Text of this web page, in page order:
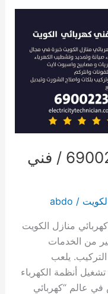
كهربائي الكويت / 69002231 / فني
/
abdo
/ 69002231 / فني كهربائي منازل الكويت
من الخدمات
التركيب. يلعب
أنظمة الكهرباء
عالم “كهربائي